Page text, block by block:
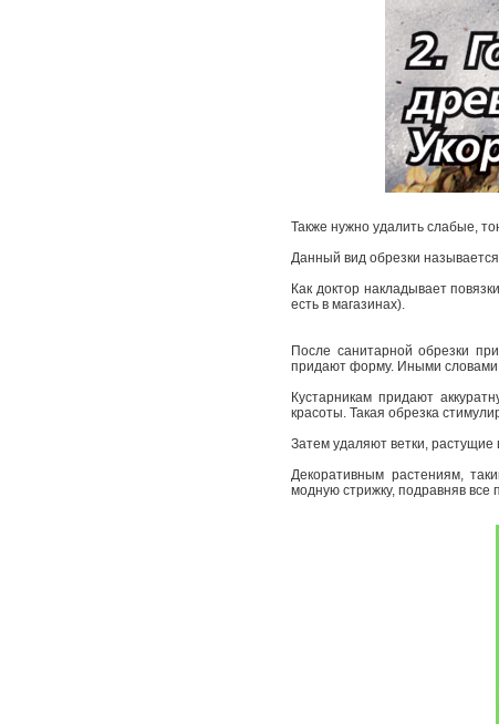
Также нужно удалить слабые,
Данный вид обрезки
Как доктор накладывает
есть в магазинах).
После санитарной обрезки
придают форму. Иными
Кустарникам придают
красоты. Такая обрезка
Затем удаляют ветки,
Декоративным растениям,
модную стрижку, подравняв